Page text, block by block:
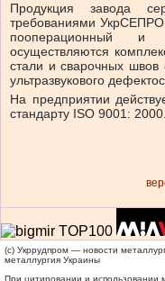
Продукция завода
требованиями УкрСЕПРО
пооперационный и
осуществляются
стали и сварочных швов
ультразвукового
На предприятии
стандарту ISO 9001: 2000.
(c) Укррудпром — новости
металлургия Украины